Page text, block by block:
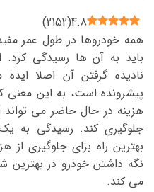
4.8
(
2152
)
همه خودروها در طول عمر
باید به آن ها رسیدگی
نادیده گرفتن آن اصلا
پیشرونده است، به این معنی
هزینه در حال حاضر می تواند
جلوگیری کند. رسیدگی به
بهترین راه برای جلوگیری
نگه داشتن خودرو در بهترین
می کند.